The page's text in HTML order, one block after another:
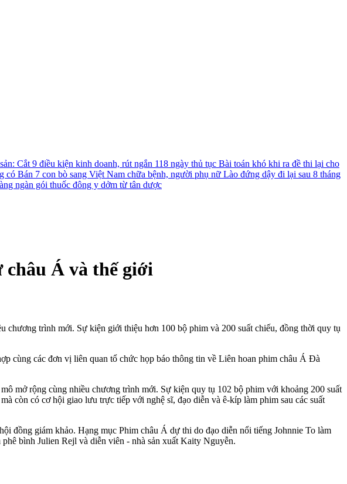
Cắt 9 điều kiện kinh doanh, rút ngắn 118 ngày thủ tục Bài toán khó khi ra đề thi lại cho
có Bán 7 con bò sang Việt Nam chữa bệnh, người phụ nữ Lào đứng dậy đi lại sau 8 tháng
ngàn gói thuốc đông y dởm từ tân dược
Á và thế giới
trình mới. Sự kiện giới thiệu hơn 100 bộ phim và 200 suất chiếu, đồng thời quy tụ
các đơn vị liên quan tổ chức họp báo thông tin về Liên hoan phim châu Á Đà
mở rộng cùng nhiều chương trình mới. Sự kiện quy tụ 102 bộ phim với khoảng 200 suất
còn có cơ hội giao lưu trực tiếp với nghệ sĩ, đạo diễn và ê-kíp làm phim sau các suất
đồng giám khảo. Hạng mục Phim châu Á dự thi do đạo diễn nổi tiếng Johnnie To làm
bình Julien Rejl và diễn viên - nhà sản xuất Kaity Nguyễn.